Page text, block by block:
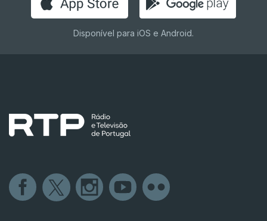
Disponível para iOS e Android.